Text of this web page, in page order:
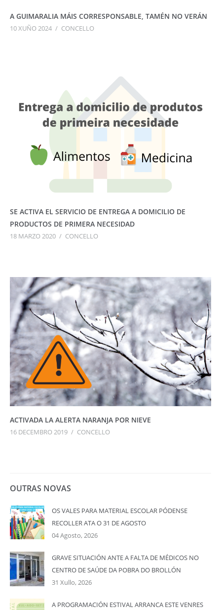
A GUIMARALIA MÁIS CORRESPONSABLE, TAMÉN NO VERÁN
10 XUÑO 2024 / CONCELLO
SE ACTIVA EL SERVICIO DE ENTREGA A DOMICILIO DE
PRODUCTOS DE PRIMERA NECESIDAD
18 MARZO 2020 / CONCELLO
ACTIVADA LA ALERTA NARANJA POR NIEVE
16 DECEMBRO 2019 / CONCELLO
OUTRAS NOVAS
OS VALES PARA MATERIAL ESCOLAR PÓDENSE
RECOLLER ATA O 31 DE AGOSTO
04 Agosto, 2026
GRAVE SITUACIÓN ANTE A FALTA DE MÉDICOS NO
CENTRO DE SAÚDE DA POBRA DO BROLLÓN
31 Xullo, 2026
A PROGRAMACIÓN ESTIVAL ARRANCA ESTE VENRES